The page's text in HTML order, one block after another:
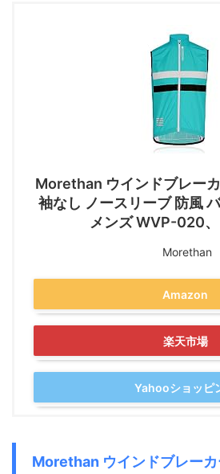
Morethan ウインドブレー
袖なし ノースリーブ 防風
メンズ WVP-020
Morethan
Amazon
楽天市場
Yahooショッピ
Morethan ウインドブレーカ